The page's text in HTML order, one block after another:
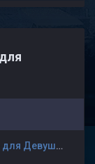
Бесплатная привилегия Lady - для Девушек сервера Играй и наслаждайся! +18 © Public